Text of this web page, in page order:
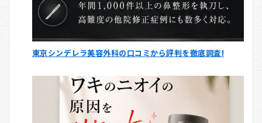
東京シンデレラ美容外科の口コミから評判を徹底調査!